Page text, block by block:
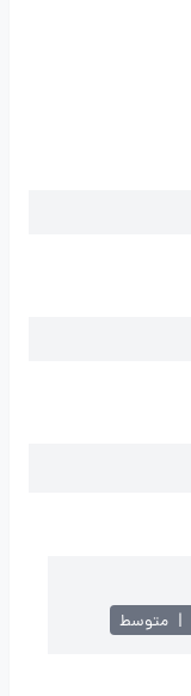
| متوسط